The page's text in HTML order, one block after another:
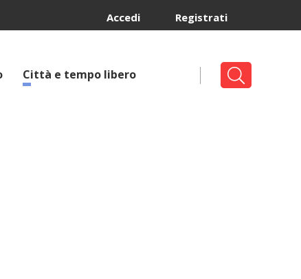
Registrati
Accedi
Città e tempo libero